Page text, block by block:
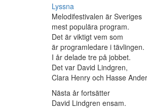
Lyssna
Melodifestivalen är Sveriges
mest populära program.
Det är viktigt vem som
är programledare i tävlingen.
I år delade tre på jobbet.
Det var David Lindgren,
Clara Henry och Hasse
Nästa år fortsätter
David Lindgren ensam.